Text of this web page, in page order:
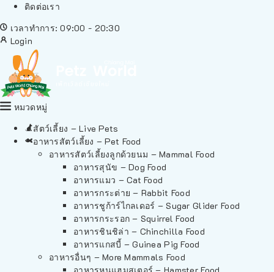
ติดต่อเรา
เวลาทำการ: 09:00 - 20:30
Login
หมวดหมู่
สัตว์เลี้ยง – Live Pets
อาหารสัตว์เลี้ยง – Pet Food
อาหารสัตว์เลี้ยงลูกด้วยนม – Mammal Food
อาหารสุนัข – Dog Food
อาหารแมว – Cat Food
อาหารกระต่าย – Rabbit Food
อาหารชูก้าร์ไกลเดอร์ – Sugar Glider Food
อาหารกระรอก – Squirrel Food
อาหารชินชิล่า – Chinchilla Food
อาหารแกสบี้ – Guinea Pig Food
อาหารอื่นๆ – More Mammals Food